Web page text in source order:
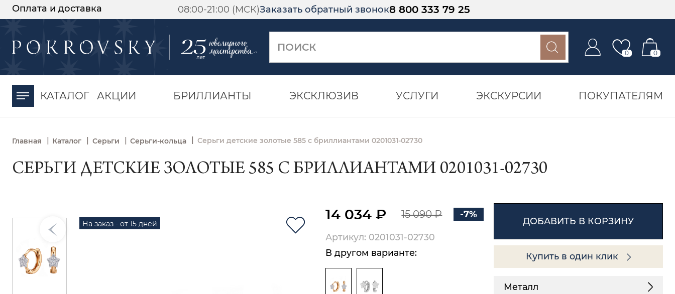
Оплата и доставка 08:00-21:00 (МСК)Заказать обратный звонок8 800 333 79 25
0 0
КАТАЛОГ АКЦИИ БРИЛЛИАНТЫ ЭКСКЛЮЗИВ УСЛУГИ ЭКСКУРСИИ ПОКУПАТЕЛЯМ
Главная | Каталог | Серьги | Серьги-кольца Серьги детские золотые 585 с бриллиантами 0201031-02730
СЕРЬГИ ДЕТСКИЕ ЗОЛОТЫЕ 585 С БРИЛЛИАНТАМИ 0201031-02730
На заказ - от 15 дней
14 034 ₽ 15 090 ₽ -7%
Артикул: 0201031-02730
В другом варианте:
ДОБАВИТЬ В КОРЗИНУ
Купить в один клик
Металл
-30%
момента оплаты